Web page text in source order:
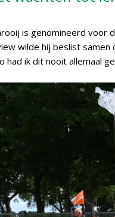
is genomineerd voor
wilde hij beslist samen
had ik dit nooit allemaal